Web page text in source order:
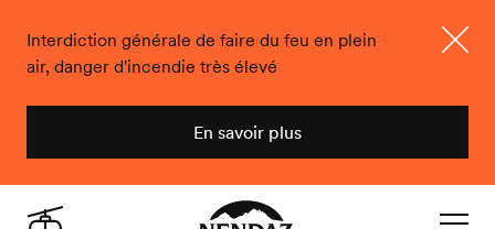
Interdiction générale de faire du feu en plein
air, danger d'incendie très élevé
En savoir plus